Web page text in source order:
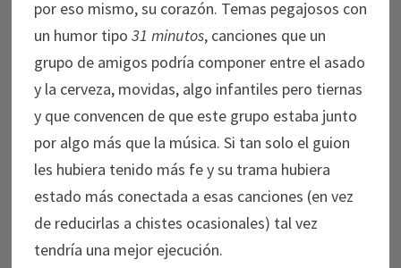
por eso mismo, su corazón. Temas pegajosos con
un humor tipo 31 minutos, canciones que un
grupo de amigos podría componer entre el asado
y la cerveza, movidas, algo infantiles pero tiernas
y que convencen de que este grupo estaba junto
por algo más que la música. Si tan solo el guion
les hubiera tenido más fe y su trama hubiera
estado más conectada a esas canciones (en vez
de reducirlas a chistes ocasionales) tal vez
tendría una mejor ejecución.